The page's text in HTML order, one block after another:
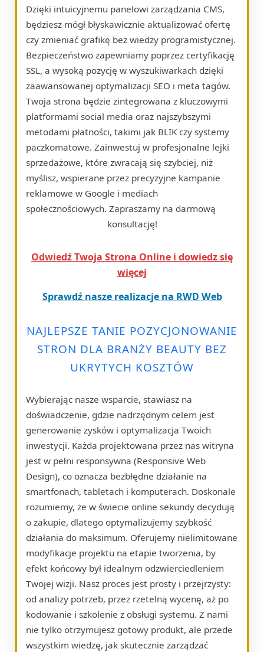
Dzięki intuicyjnemu panelowi zarządzania CMS,
będziesz mógł błyskawicznie aktualizować ofertę
czy zmieniać grafikę bez wiedzy programistycznej.
Bezpieczeństwo zapewniamy poprzez certyfikację
SSL, a wysoką pozycję w wyszukiwarkach dzięki
zaawansowanej optymalizacji SEO i meta tagów.
Twoja strona będzie zintegrowana z kluczowymi
platformami social media oraz najszybszymi
metodami płatności, takimi jak BLIK czy systemy
paczkomatowe. Zainwestuj w profesjonalne lejki
sprzedażowe, które zwracają się szybciej, niż
myślisz, wspierane przez precyzyjne kampanie
reklamowe w Google i mediach
społecznościowych. Zapraszamy na darmową
konsultację!
Odwiedź Twoja Strona Online i dowiedz się
więcej
Sprawdź nasze realizacje na RWD Web
NAJLEPSZE TANIE POZYCJONOWANIE
STRON DLA BRANŻY BEAUTY BEZ
UKRYTYCH KOSZTÓW
Wybierając nasze wsparcie, stawiasz na
doświadczenie, gdzie nadrzędnym celem jest
generowanie zysków i optymalizacja Twoich
inwestycji. Każda projektowana przez nas witryna
jest w pełni responsywna (Responsive Web
Design), co oznacza bezbłędne działanie na
smartfonach, tabletach i komputerach. Doskonale
rozumiemy, że w świecie online sekundy decydują
o zakupie, dlatego optymalizujemy szybkość
działania do maksimum. Oferujemy nielimitowane
modyfikacje projektu na etapie tworzenia, by
efekt końcowy był idealnym odzwierciedleniem
Twojej wizji. Nasz proces jest prosty i przejrzysty:
od analizy potrzeb, przez rzetelną wycenę, aż po
kodowanie i szkolenie z obsługi systemu. Z nami
nie tylko otrzymujesz gotowy produkt, ale przede
wszystkim wiedzę, jak skutecznie zarządzać